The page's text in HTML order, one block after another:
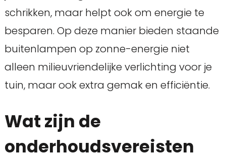
schrikken, maar helpt ook om energie te
besparen. Op deze manier bieden staande
buitenlampen op zonne-energie niet
alleen milieuvriendelijke verlichting voor je
tuin, maar ook extra gemak en efficiëntie.
Wat zijn de
onderhoudsvereisten